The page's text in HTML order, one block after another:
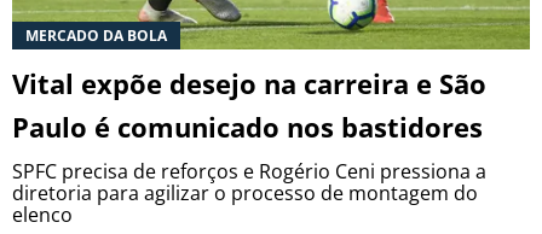
MERCADO DA BOLA
Vital expõe desejo na carreira e São
Paulo é comunicado nos bastidores
SPFC precisa de reforços e Rogério Ceni pressiona a
diretoria para agilizar o processo de montagem do
elenco